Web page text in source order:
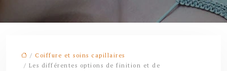
/ Coiffure et soins capillaires
/ Les différentes options de finition et de